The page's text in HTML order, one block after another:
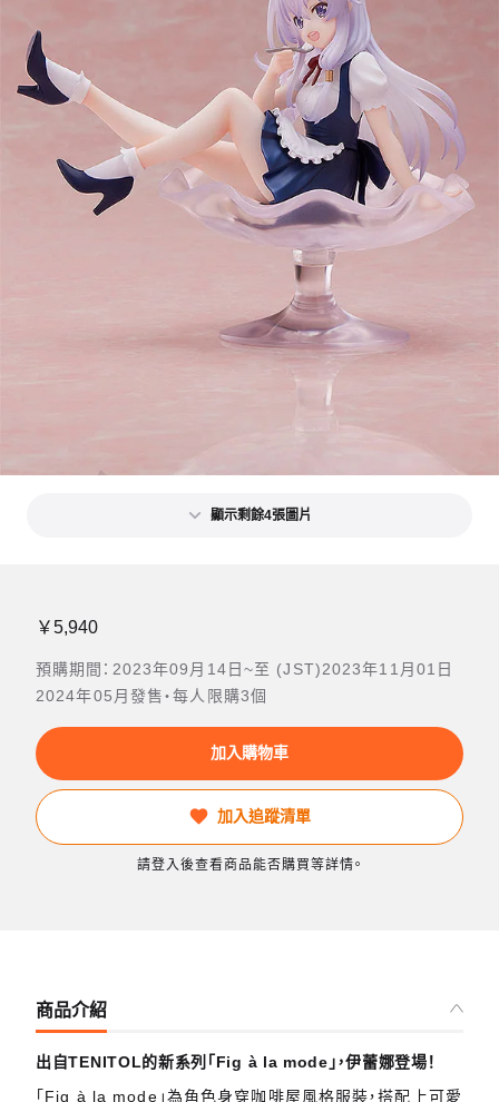
顯示剩餘4張圖片
￥5,940
預購期間：2023年09月14日~至 (JST)2023年11月01日
2024年05月發售・每人限購3個
加入購物車
加入追蹤清單
請登入後查看商品能否購買等詳情。
商品介紹
出自TENITOL的新系列「Fig à la mode」，伊蕾娜登場！
「Fig à la mode」為角色身穿咖啡屋風格服裝，搭配上可愛